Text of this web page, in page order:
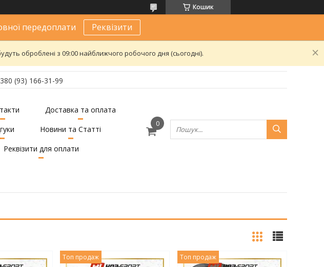
Кошик
передоплати Реквізити
оброблені з 09:00 найближчого робочого дня (сьогодні).
(93) 166-31-99
Доставка та оплата
Новини та Статті
Реквізити для оплати
Топ продаж Топ продаж